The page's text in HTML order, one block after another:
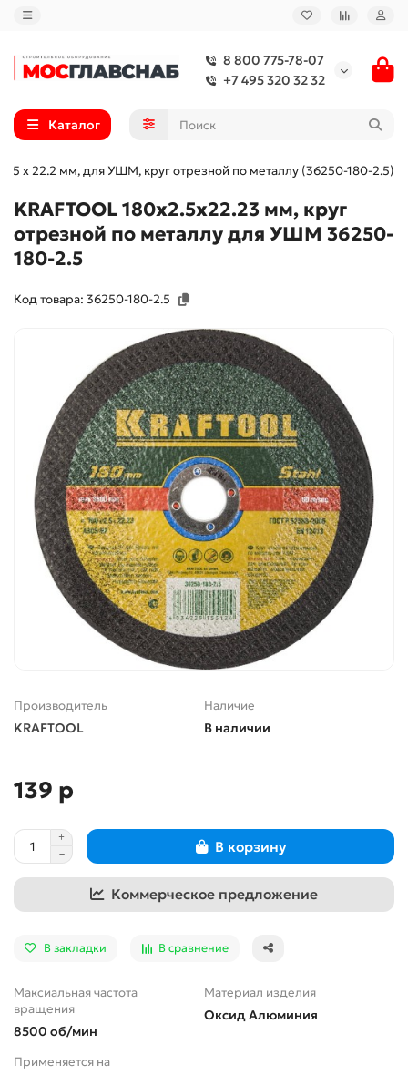
8 800 775-78-07
+7 495 320 32 32
Каталог
2.5 x 22.2 мм, для УШМ, круг отрезной по металлу (36250-180-2.5)
KRAFTOOL 180x2.5x22.23 мм, круг
отрезной по металлу для УШМ 36250-
180-2.5
Код товара: 36250-180-2.5
Производитель
KRAFTOOL
Наличие
В наличии
139 р
В корзину
Коммерческое предложение
В закладки В сравнение
Максиальная частота
вращения
8500 об/мин
Материал изделия
Оксид Алюминия
Применяется на